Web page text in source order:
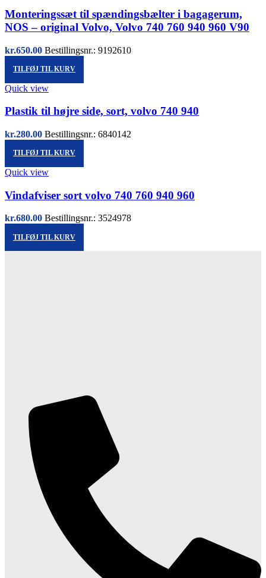
Monteringssæt til spændingsbælter i bagagerum,
NOS – original Volvo, Volvo 740 760 940 960 V90
kr.650.00 Bestillingsnr.: 9192610
TILFØJ TIL KURV
Quick view
Plastik til højre side, sort, volvo 740 940
kr.280.00 Bestillingsnr.: 6840142
TILFØJ TIL KURV
Quick view
Vindafviser sort volvo 740 760 940 960
kr.680.00 Bestillingsnr.: 3524978
TILFØJ TIL KURV